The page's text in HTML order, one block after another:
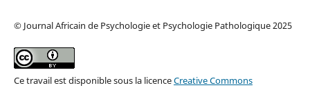
© Journal Africain de Psychologie et Psychologie Pathologique 2025
Ce travail est disponible sous la licenceCreative Commons